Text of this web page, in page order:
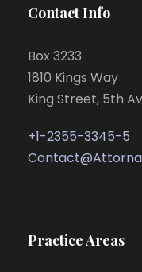
Contact Info
Box 3233
1810 Kings Way
King Street, 5th
+1-2355-3345-5
Practice Areas